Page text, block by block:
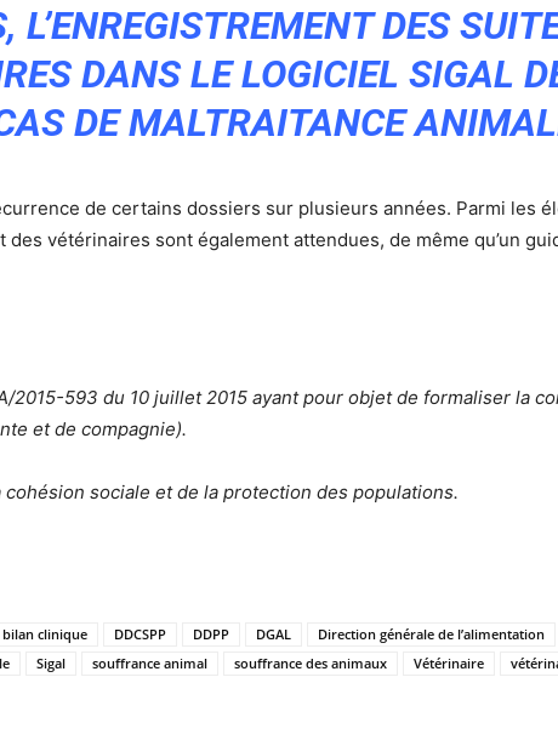
L’ENREGISTREMENT DES
DANS LE LOGICIEL SIGAL
DE MALTRAITANCE
de certains dossiers sur plusieurs années. Parmi les
des vétérinaires sont également attendues, de même qu’un
2015-593 du 10 juillet 2015 ayant pour objet de formaliser la
et de compagnie).
sociale et de la protection des populations.
bilan clinique DDCSPP DDPP DGAL Direction générale de l’alimentation
Sigal souffrance animal souffrance des animaux Vétérinaire